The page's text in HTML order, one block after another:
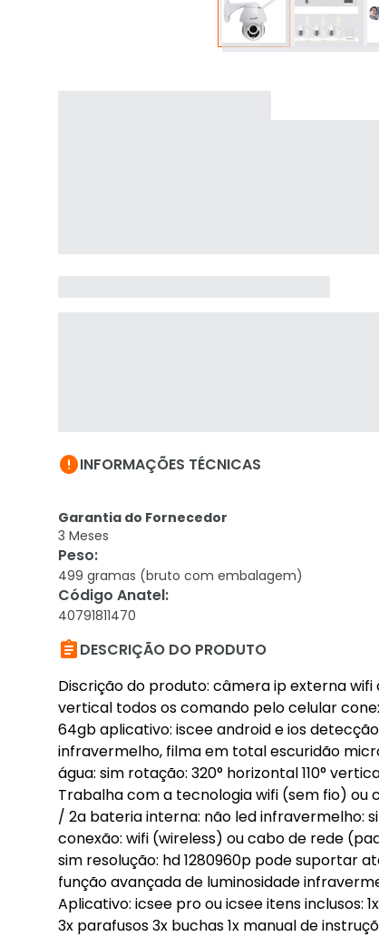
INFORMAÇÕES TÉCNICAS
Garantia do Fornecedor
3 Meses
Peso:
499 gramas (bruto com embalagem)
Código Anatel:
40791811470
DESCRIÇÃO DO PRODUTO
Discrição do produto: câmera ip externa wifi
vertical todos os comando pelo celular
64gb aplicativo: iscee android e ios
infravermelho, filma em total escuridão
água: sim rotação: 320° horizontal 110°
Trabalha com a tecnologia wifi (sem fio) ou
/ 2a bateria interna: não led infravermelho:
conexão: wifi (wireless) ou cabo de rede
sim resolução: hd 1280960p pode suportar
função avançada de luminosidade
Aplicativo: icsee pro ou icsee itens inclusos:
3x parafusos 3x buchas 1x manual de